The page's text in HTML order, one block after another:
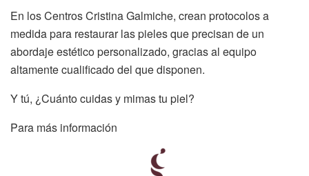
En los Centros Cristina Galmiche, crean protocolos a
medida para restaurar las pieles que precisan de un
abordaje estético personalizado, gracias al equipo
altamente cualificado del que disponen.
Y tú, ¿Cuánto cuidas y mimas tu piel?
Para más información